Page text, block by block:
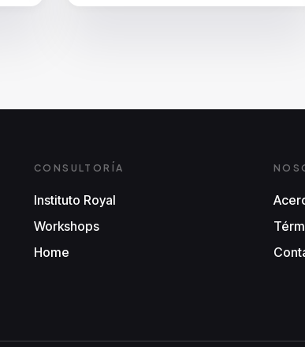
CONSULTORÍA
Instituto Royal
Workshops
Home